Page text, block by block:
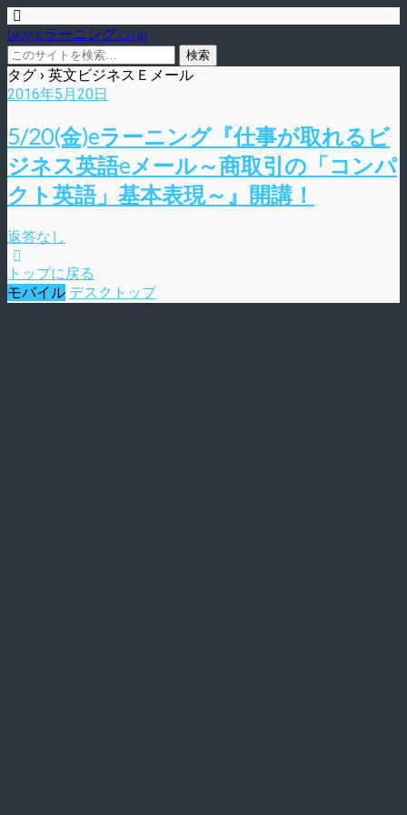
blog.eラーニング.co.jp
タグ › 英文ビジネスＥメール
2016年5月20日
5/20(金)eラーニング『仕事が取れるビ
ジネス英語eメール～商取引の「コンパ
クト英語」基本表現～』開講！
返答なし
トップに戻る
モバイル デスクトップ